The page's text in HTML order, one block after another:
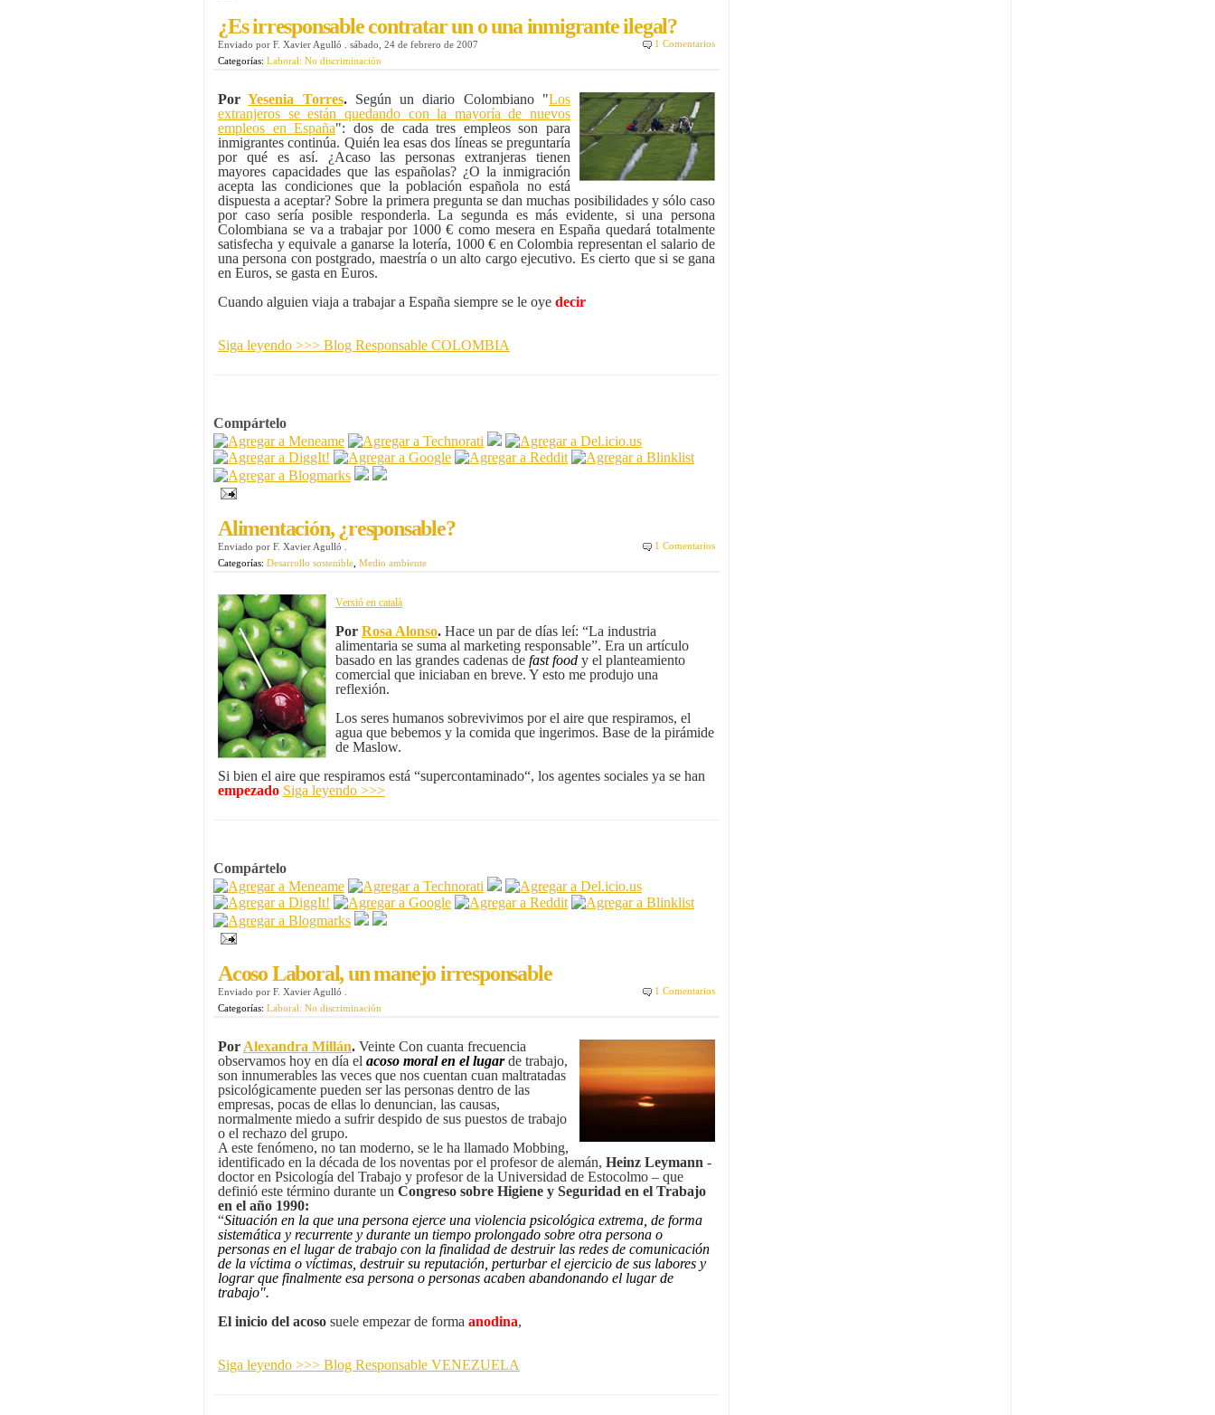
¿Es irresponsable contratar un o una inmigrante ilegal?
Enviado por F. Xavier Agulló sábado, 24 de febrero de 2007
1 Comentarios
Categorías: Laboral: No discriminación
PorYesenia Torres.Según un diario Colombiano "Los
extranjeros se están quedando con la mayoría de nuevos
empleos en España": dos de cada tres empleos son para
inmigrantes continúa. Quién lea esas dos líneas se preguntaría
por qué es así. ¿Acaso las personas extranjeras tienen
mayores capacidades que las españolas? ¿O la inmigración
acepta las condiciones que la población española no está
dispuesta a aceptar? Sobre la primera pregunta se dan muchas posibilidades y sólo caso
por caso sería posible responderla. La segunda es más evidente, si una persona
Colombiana se va a trabajar por 1000 € como mesera en España quedará totalmente
satisfecha y equivale a ganarse la lotería, 1000 € en Colombia representan el salario de
una persona con postgrado, maestría o un alto cargo ejecutivo. Es cierto que si se gana
en Euros, se gasta en Euros.
Cuando alguien viaja a trabajar a España siempre se le oye decir
Siga leyendo >>> Blog Responsable COLOMBIA
Compártelo
Alimentación, ¿responsable?
Enviado por F. Xavier Agulló
1 Comentarios
Categorías: Desarrollo sostenible Medio ambiente
Versió en català
Por Rosa Alonso. Hace un par de días leí: “La industria
alimentaria se suma al marketing responsable”. Era un artículo
basado en las grandes cadenas de fast food y el planteamiento
comercial que iniciaban en breve. Y esto me produjo una
reflexión.
Los seres humanos sobrevivimos por el aire que respiramos, el
agua que bebemos y la comida que ingerimos. Base de la pirámide
de Maslow.
Si bien el aire que respiramos está “supercontaminado“, los agentes sociales ya se han
empezado Siga leyendo >>>
Compártelo
Acoso Laboral, un manejo irresponsable
Enviado por F. Xavier Agulló
1 Comentarios
Categorías: Laboral: No discriminación
Por Alexandra Millán. Veinte Con cuanta frecuencia
observamos hoy en día el acoso moral en el lugarde trabajo,
son innumerables las veces que nos cuentan cuan maltratadas
psicológicamente pueden ser las personas dentro de las
empresas, pocas de ellas lo denuncian, las causas,
normalmente miedo a sufrir despido de sus puestos de trabajo
o el rechazo del grupo.
A este fenómeno, no tan moderno, se le ha llamado Mobbing,
identificado en la década de los noventas por el profesor de alemán, Heinz Leymann -
doctor en Psicología del Trabajo y profesor de la Universidad de Estocolmo – que
definió este término durante un Congreso sobre Higiene y Seguridad en el Trabajo
en el año 1990:
“Situación en la que una persona ejerce una violencia psicológica extrema, de forma
sistemática y recurrente y durante un tiempo prolongado sobre otra persona o
personas en el lugar de trabajo con la finalidad de destruir las redes de comunicación
de la víctima o víctimas, destruir su reputación, perturbar el ejercicio de sus labores y
lograr que finalmente esa persona o personas acaben abandonando el lugar de
trabajo".
El inicio del acoso suele empezar de forma anodina,
Siga leyendo >>> Blog Responsable VENEZUELA